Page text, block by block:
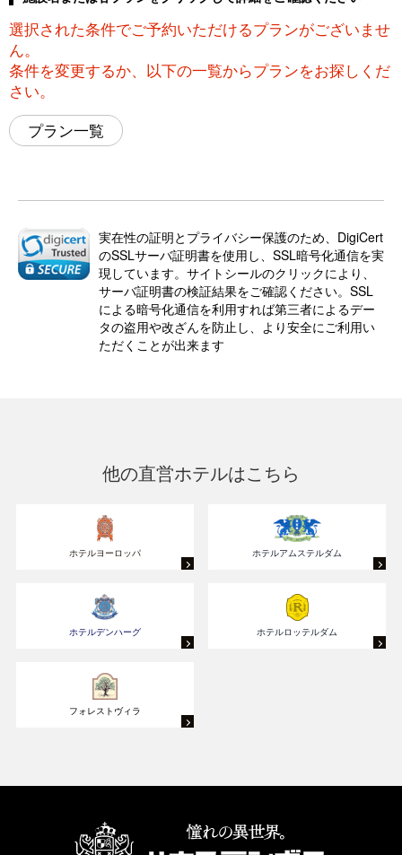
選択された条件でご予約いただけるプランがございませ
ん。
条件を変更するか、以下の一覧からプランをお探しくだ
さい。
プラン一覧
実在性の証明とプライバシー保護のため、DigiCert
のSSLサーバ証明書を使用し、SSL暗号化通信を実
現しています。サイトシールのクリックにより、
サーバ証明書の検証結果をご確認ください。SSL
による暗号化通信を利用すれば第三者によるデー
タの盗用や改ざんを防止し、より安全にご利用い
ただくことが出来ます
他の直営ホテルはこちら
ホテルヨーロッパ ホテルアムステルダム
ホテルデンハーグ ホテルロッテルダム
フォレストヴィラ